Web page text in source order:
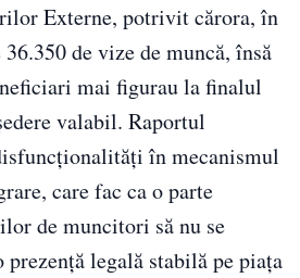
Externe, potrivit cărora, în
de vize de muncă, însă
mai figurau la finalul
valabil. Raportul
în mecanismul
care fac ca o parte
de muncitori să nu se
legală stabilă pe piața